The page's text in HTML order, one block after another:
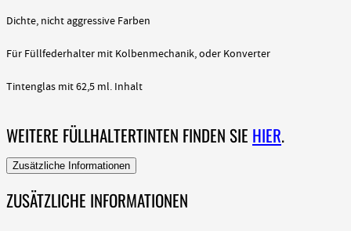
Dichte, nicht aggressive Farben
Für Füllfederhalter mit Kolbenmechanik, oder Konverter
Tintenglas mit 62,5 ml. Inhalt
WEITERE FÜLLHALTERTINTEN FINDEN SIE HIER.
Zusätzliche Informationen
ZUSÄTZLICHE INFORMATIONEN